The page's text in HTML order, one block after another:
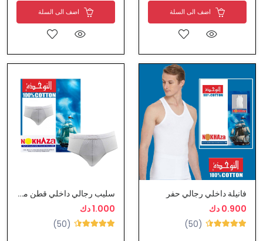
اضف الى السلة اضف الى السلة
فانيلة داخلي رجالي حفر
0.900 دك
(50)
سليب رجالي داخلي قطن من النوخذة
1.000 دك
(50)